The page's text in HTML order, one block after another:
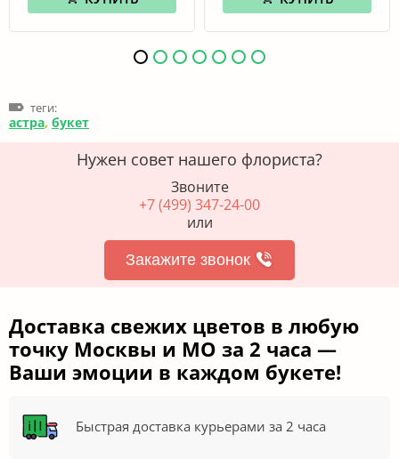
теги:
астра, букет
Нужен совет нашего флориста?
Звоните
+7 (499) 347-24-00
или
Закажите звонок
Доставка свежих цветов в любую
точку Москвы и МО за 2 часа —
Ваши эмоции в каждом букете!
Быстрая доставка курьерами за 2 часа